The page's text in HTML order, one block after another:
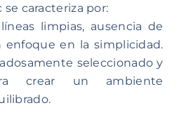
caracteriza por:
líneas limpias, ausencia de
enfoque en la simplicidad.
seleccionado y
crear un ambiente